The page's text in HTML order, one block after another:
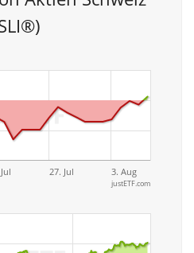
27. Jul 3. Aug
justETF.com